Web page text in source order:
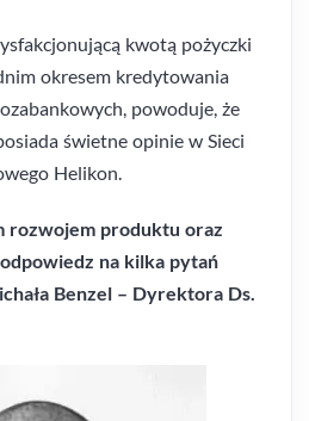
kwotą pożyczki
okresem kredytowania
powoduje, że
świetne opinie w Sieci
Helikon.
rozwojem produktu oraz
na kilka pytań
Benzel – Dyrektora Ds.